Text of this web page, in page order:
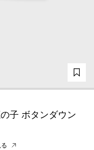
子 ボタンダウン